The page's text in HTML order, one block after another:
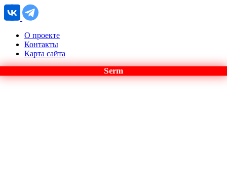
О проекте
Контакты
Карта сайта
Serm